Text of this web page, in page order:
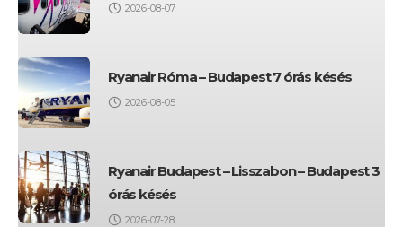
2026-08-07
Ryanair Róma – Budapest 7 órás késés
2026-08-05
Ryanair Budapest – Lisszabon – Budapest 3
órás késés
2026-07-28